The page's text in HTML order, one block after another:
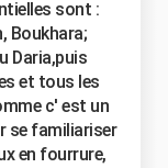
sont :
Boukhara;
Daria,puis
et tous les
c' est un
se familiariser
en fourrure,